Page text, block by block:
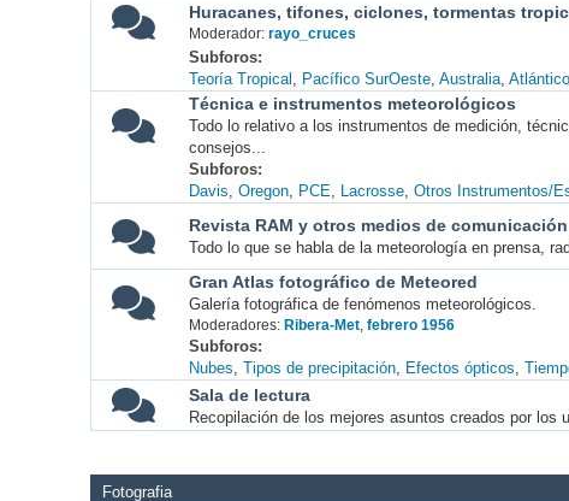
Huracanes, tifones, ciclones, tormentas
Moderador: rayo_cruces
Subforos
Teoría Tropical
Pacífico SurOeste Australia Atlántico
Técnica e instrumentos meteorológicos
Todo lo relativo a los instrumentos de medición,
consejos...
Subforos
Davis Oregon PCE Lacrosse Otros Instrumentos/
Revista RAM y otros medios de comunicación
Todo lo que se habla de la meteorología en prensa,
Gran Atlas fotográfico de Meteored
Galería fotográfica de fenómenos meteorológicos.
Moderadores: Ribera-Met, febrero 1956
Subforos
Nubes Tipos de precipitación Efectos ópticos
Sala de lectura
Recopilación de los mejores asuntos creados por los
Fotografia